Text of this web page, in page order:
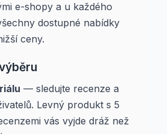
e-shopy a u každého
dostupné nabídky
ceny.
— sledujte recenze a
Levný produkt s 5
vás vyjde dráž než